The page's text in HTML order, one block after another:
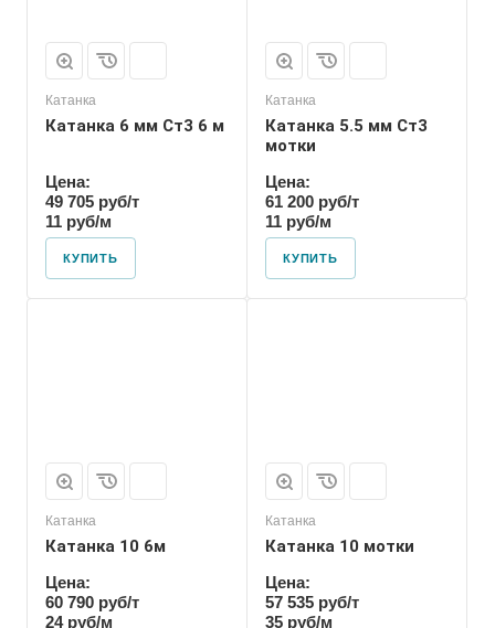
Катанка
Катанка 6 мм Ст3 6 м
Цена:
49 705 руб/т
11 руб/м
КУПИТЬ
Катанка
Катанка 5.5 мм Ст3
мотки
Цена:
61 200 руб/т
11 руб/м
КУПИТЬ
Катанка
Катанка 10 6м
Цена:
60 790 руб/т
24 руб/м
Катанка
Катанка 10 мотки
Цена:
57 535 руб/т
35 руб/м